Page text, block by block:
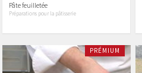
Pâte feuilletée
Préparations pour la pâtisserie
PRÉMIUM